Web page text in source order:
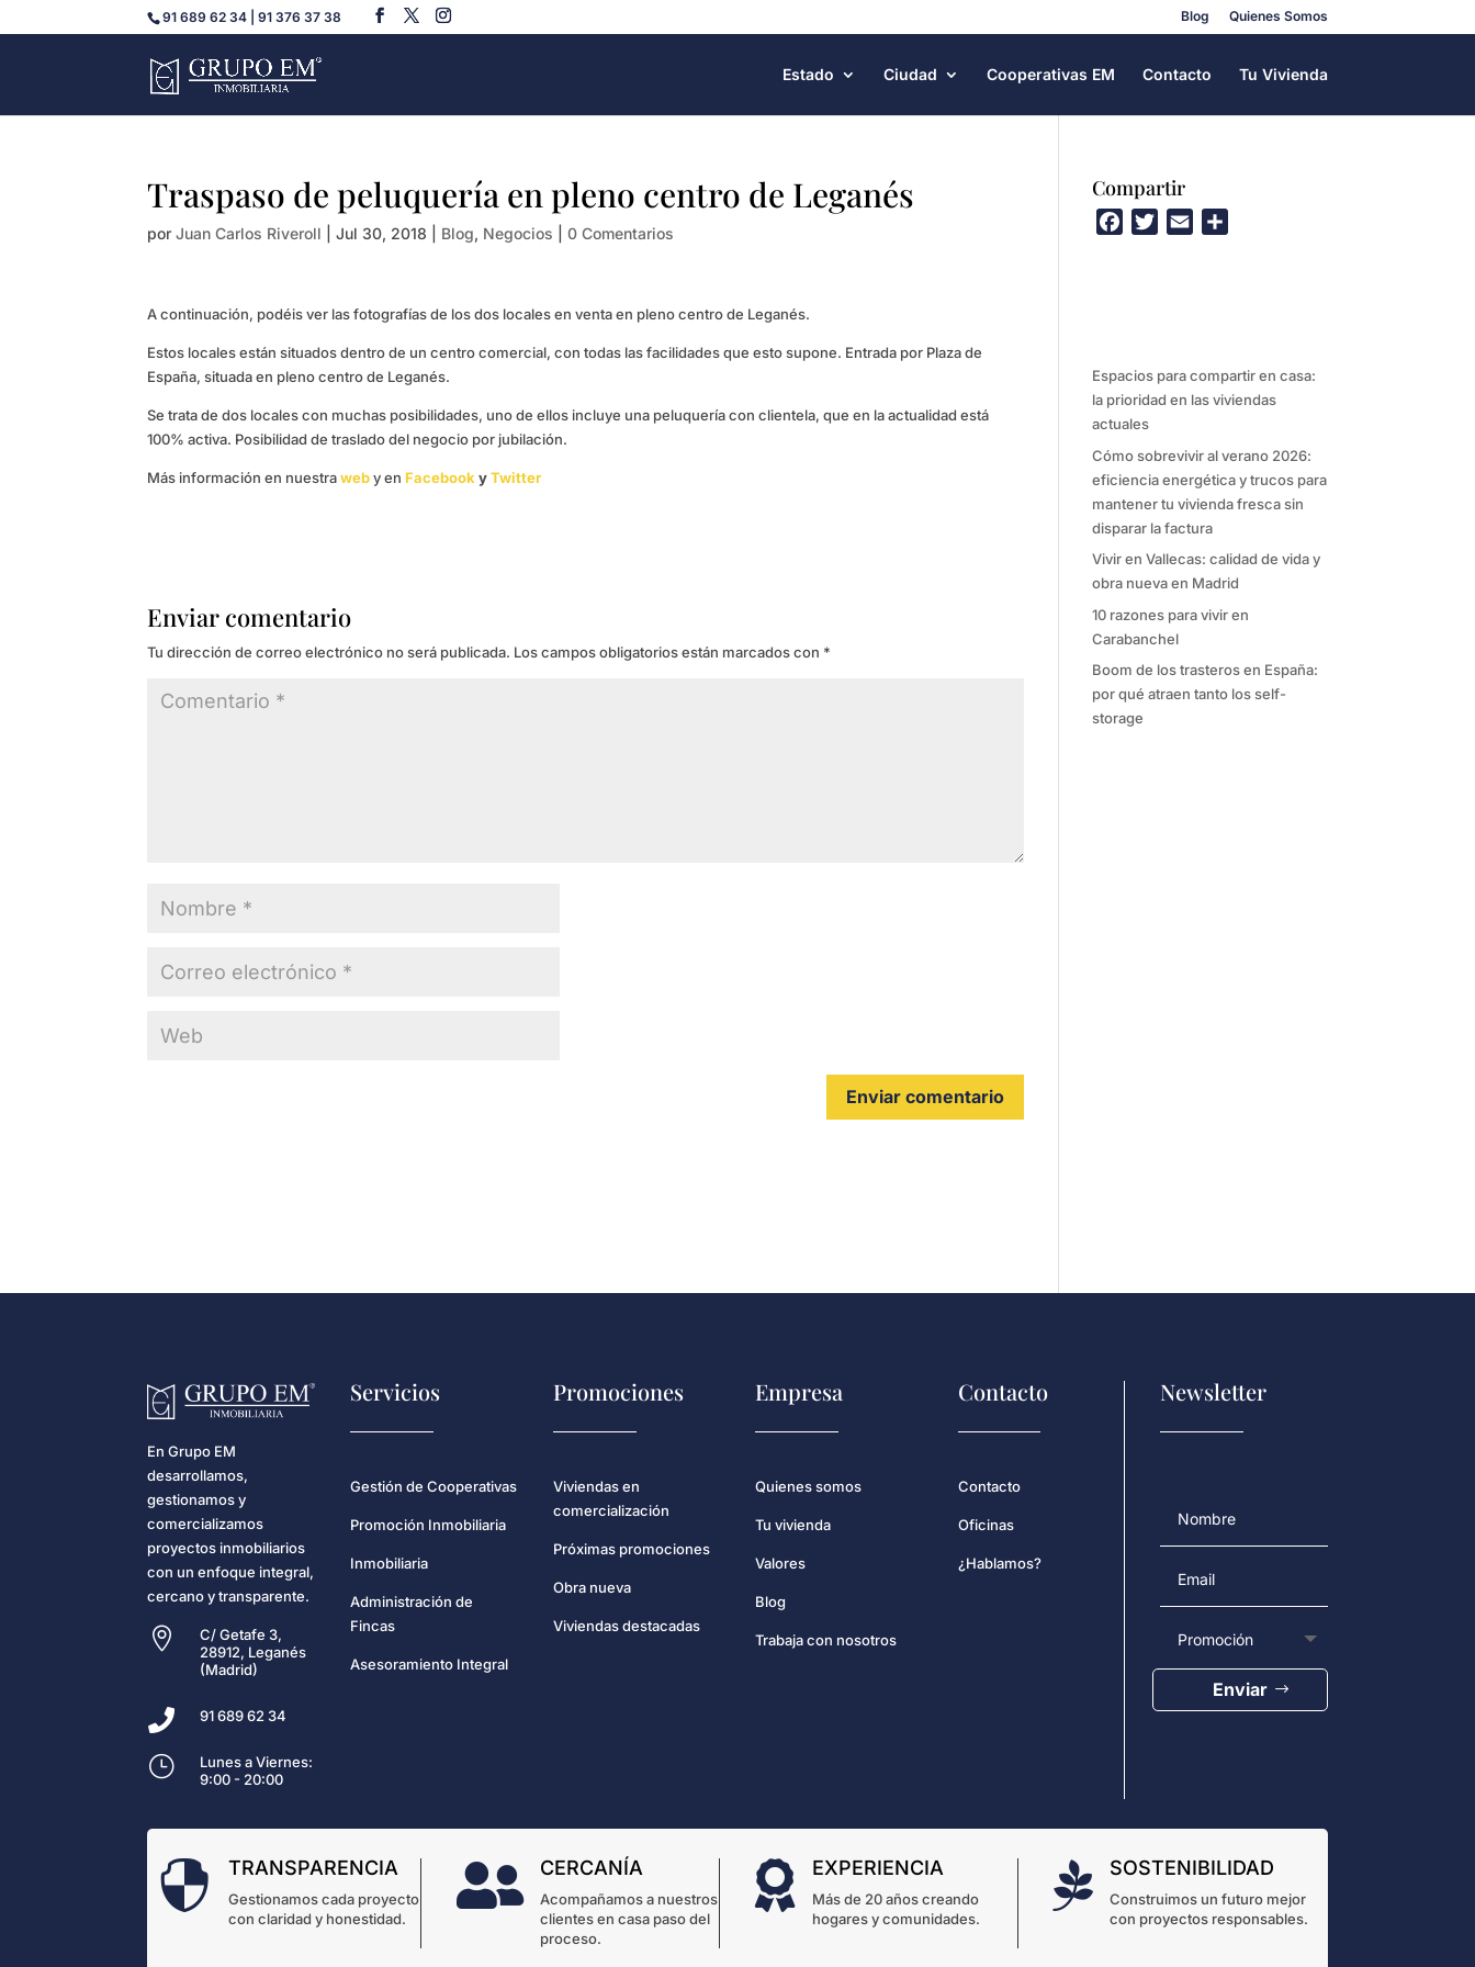
91 689 62 34 | 91 376 37 38 Blog Quienes Somos
Estado Ciudad Cooperativas EM Contacto Tu Vivienda
Traspaso de peluquería en pleno centro de Leganés
porJuan Carlos Riveroll |Jul 30, 2018 Blog, Negocios |0 Comentarios
A continuación, podéis ver las fotografías de los dos locales en venta en pleno centro de Leganés.
Estos locales están situados dentro de un centro comercial, con todas las facilidades que esto supone. Entrada por Plaza de
España, situada en pleno centro de Leganés.
Se trata de dos locales con muchas posibilidades, uno de ellos incluye una peluquería con clientela, que en la actualidad está
100% activa. Posibilidad de traslado del negocio por jubilación.
Más información en nuestraweby enFacebook y Twitter
Enviar comentario
Tu dirección de correo electrónico no será publicada. Los campos obligatorios están marcados con *
Compartir
o
k
r
t
i
Espacios para compartir en casa:
la prioridad en las viviendas
actuales
Cómo sobrevivir al verano 2026:
eficiencia energética y trucos para
mantener tu vivienda fresca sin
disparar la factura
Vivir en Vallecas: calidad de vida y
obra nueva en Madrid
10 razones para vivir en
Carabanchel
Boom de los trasteros en España:
por qué atraen tanto los self-
storage
En Grupo EM
desarrollamos,
gestionamos y
comercializamos
proyectos inmobiliarios
con un enfoque integral,
cercano y transparente.

C/ Getafe 3,
28912, Leganés
(Madrid)
 91 689 62 34
}
Lunes a Viernes:
9:00 - 20:00
Servicios
Gestión de Cooperativas
Promoción Inmobiliaria
Inmobiliaria
Administración de
Fincas
Asesoramiento Integral
Promociones
Viviendas en
comercialización
Próximas promociones
Obra nueva
Viviendas destacadas
Empresa
Quienes somos
Tu vivienda
Valores
Blog
Trabaja con nosotros
Contacto
Contacto
Oficinas
¿Hablamos?
Newsletter
Enviar
 TRANSPARENCIA
Gestionamos cada proyecto
con claridad y honestidad.
 CERCANÍA
Acompañamos a nuestros
clientes en casa paso del
proceso.
 EXPERIENCIA
Más de 20 años creando
hogares y comunidades.
 SOSTENIBILIDAD
Construimos un futuro mejor
con proyectos responsables.